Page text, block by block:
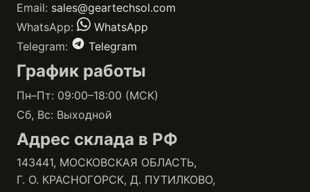
Email: sales@geartechsol.com
WhatsApp:
WhatsApp
Telegram:
Telegram
График работы
Пн–Пт: 09:00–18:00 (МСК)
Сб, Вс: Выходной
Адрес склада в РФ
143441, МОСКОВСКАЯ ОБЛАСТЬ,
Г. О. КРАСНОГОРСК, Д. ПУТИЛКОВО,